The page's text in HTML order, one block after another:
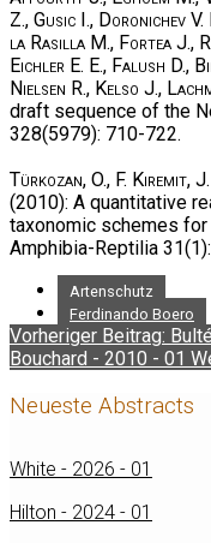
Z., Gusic I., Doronichev
la Rasilla M., Fortea J.,
Eichler E. E., Falush D.,
Nielsen R., Kelso J.,
draft sequence of the
328(5979): 710-722.
Türkozan, O., F. Kiremit,
(2010): A quantitative
taxonomic schemes
Amphibia-Reptilia
Artenschutz
Ferdinando Boero
Vorheriger Beitrag:
Bouchard - 2010 - 01
Neueste Abstracts
White - 2026 - 01
Hilton - 2024 - 01